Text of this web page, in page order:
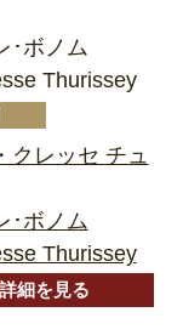
･ボノム
Thurissey
クレッセ チュ
･ボノム
Thurissey
詳細を見る